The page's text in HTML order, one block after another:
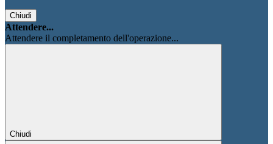
Chiudi
Attendere...
Attendere il completamento dell'operazione...
Chiudi